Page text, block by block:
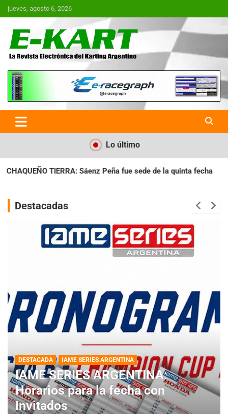
Saltar
al
jueves, agosto 6, 2026
E-Kart.com.ar | La Revista
Electrónica del Karting en
Argentina
Lo último
fue sede de la quinta fecha SANTIAGUEÑO: Se cumplió
Destacadas
DESTACADA IAME SERIES ARGENTINA
IAME SERIES ARGENTINA:
Horarios para la fecha con
Invitados